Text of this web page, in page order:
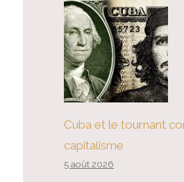
Cuba et le tournant
capitalisme
5 août 2026